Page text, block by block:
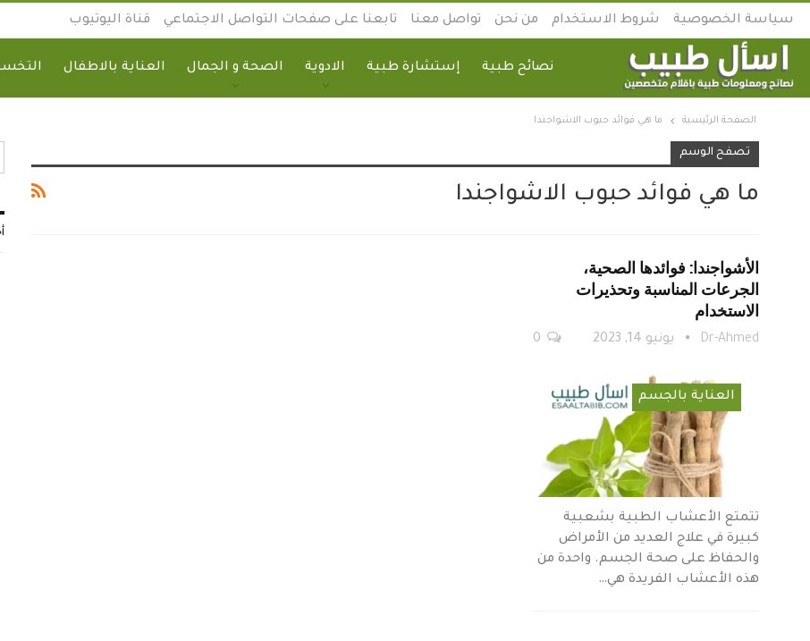
سياسة الخصوصية شروط الاستخدام من نحن تواصل معنا تابعنا على صفحات التواصل الاجتماعي قناة اليوتيوب
نصائح طبية إستشارة طبية الادوية الصحة و الجمال العناية بالاطفال
الصفحة الرئيسية ما هي فوائد حبوب الاشواجندا
تصفح الوسم
ما هي فوائد حبوب الاشواجندا
الأشواجندا: فوائدها الصحية،
الجرعات المناسبة وتحذيرات
الاستخدام
Dr-Ahmed يونيو 14, 2023
العناية بالجسم
تتمتع الأعشاب الطبية بشعبية
كبيرة في علاج العديد من الأمراض
والحفاظ على صحة الجسم. واحدة من
هذه الأعشاب الفريدة هي…